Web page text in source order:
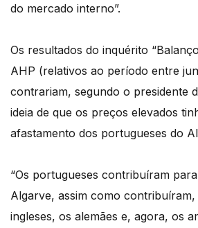
do mercado interno”.
Os resultados do inquérito
AHP (relativos ao período entre
contrariam, segundo o presidente
ideia de que os preços elevados
afastamento dos portugueses do
“Os portugueses contribuíram
Algarve, assim como contribuíram,
ingleses, os alemães e, agora, os